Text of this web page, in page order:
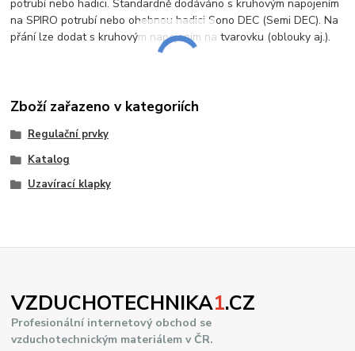
potrubí nebo hadici. Standardně dodáváno s kruhovým napojením
na SPIRO potrubí nebo ohebnou hadici Sono DEC (Semi DEC). Na
přání lze dodat s kruhovým napojením na tvarovku (oblouky aj.).
Zboží zařazeno v kategoriích
Regulační prvky
Katalog
Uzavírací klapky
VZDUCHOTECHNIKA1.CZ
Profesionální internetový obchod se
vzduchotechnickým materiálem v ČR.